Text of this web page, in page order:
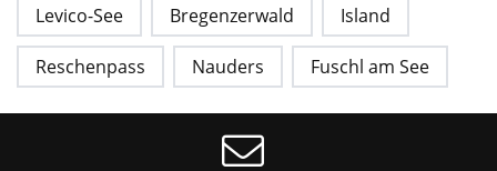
Levico-See Bregenzerwald Island
Reschenpass Nauders Fuschl am See